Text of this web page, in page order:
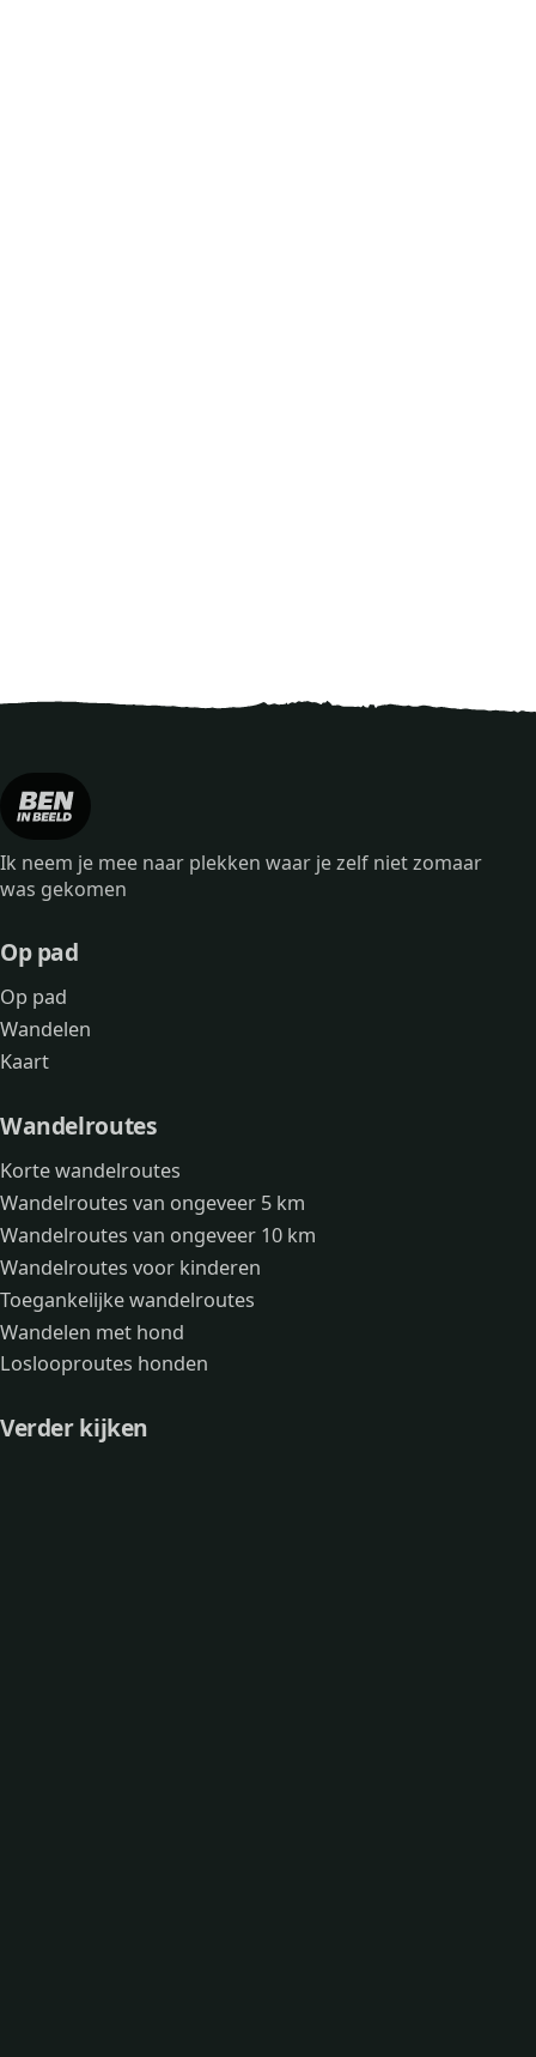
Ik neem je mee naar plekken waar je zelf niet zomaar
was gekomen
Op pad
Op pad
Wandelen
Kaart
Wandelroutes
Korte wandelroutes
Wandelroutes van ongeveer 5 km
Wandelroutes van ongeveer 10 km
Wandelroutes voor kinderen
Toegankelijke wandelroutes
Wandelen met hond
Loslooproutes honden
Verder kijken